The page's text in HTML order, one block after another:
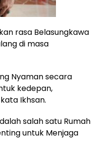
rasa Belasungkawa
di masa
Nyaman secara
kedepan,
Ikhsan.
salah satu Rumah
untuk Menjaga